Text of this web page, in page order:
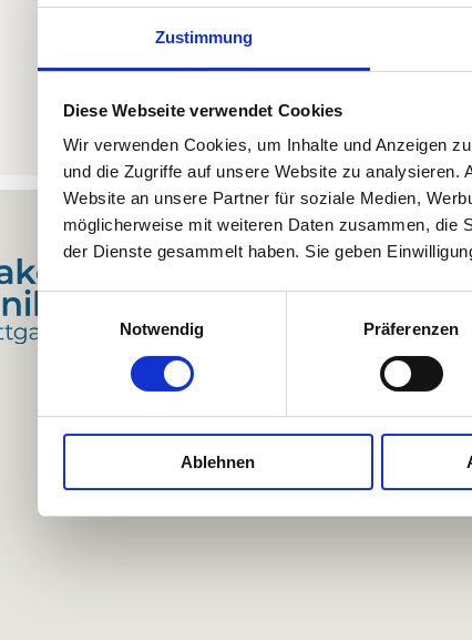
Zustimmung
Diese Webseite verwendet Cookies
Wir verwenden Cookies, um Inhalte und Anzeigen
und die Zugriffe auf unsere Website zu
Website an unsere Partner für soziale Medien,
möglicherweise mit weiteren Daten zusammen, die
der Dienste gesammelt haben. Sie geben
Notwendig
Präferenzen
Ablehnen
und Zentren
Für Zuweisende
Aktuelles
Klinik von A-Z
Welcome to
Klinikum Stuttgart